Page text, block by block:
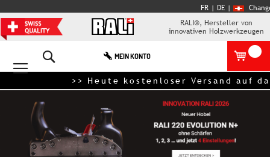
FR | DE |
RALI®, Hersteller von
innovativen Holzwerkzeugen
MEIN KONTO
>> Heute kostenloser Versand auf